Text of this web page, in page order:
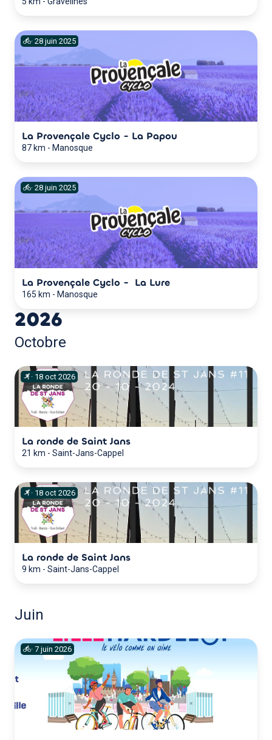
· 28 juin 2025
La Provençale Cyclo - La Papou
87 km - Manosque
· 28 juin 2025
La Provençale Cyclo - La Lure
165 km - Manosque
2026
Octobre
· 18 oct 2026
La ronde de Saint Jans
21 km - Saint-Jans-Cappel
· 18 oct 2026
La ronde de Saint Jans
9 km - Saint-Jans-Cappel
Juin
· 7 juin 2026